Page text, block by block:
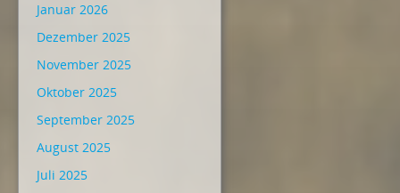
Januar 2026
Dezember 2025
November 2025
Oktober 2025
September 2025
August 2025
Juli 2025